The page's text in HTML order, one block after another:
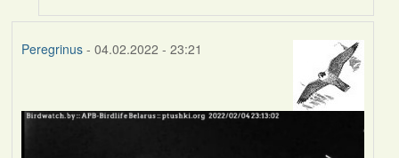
Peregrinus- 04.02.2022 - 23:21